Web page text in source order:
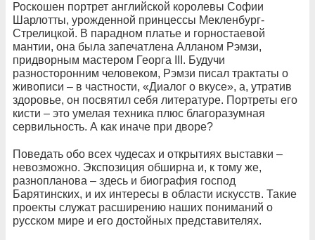
Роскошен портрет английской королевы Софии
Шарлотты, урожденной принцессы Мекленбург-
Стрелицкой. В парадном платье и горностаевой
мантии, она была запечатлена Алланом Рэмзи,
придворным мастером Георга III. Будучи
разносторонним человеком, Рэмзи писал трактаты о
живописи – в частности, «Диалог о вкусе», а, утратив
здоровье, он посвятил себя литературе. Портреты его
кисти – это умелая техника плюс благоразумная
сервильность. А как иначе при дворе?
Поведать обо всех чудесах и открытиях выставки –
невозможно. Экспозиция обширна и, к тому же,
разнопланова – здесь и биография господ
Барятинских, и их интересы в области искусств. Такие
проекты служат расширению наших пониманий о
русском мире и его достойных представителях.